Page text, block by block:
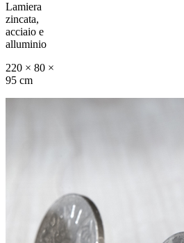
Lamiera
zincata,
acciaio e
alluminio
220 × 80 ×
95 cm